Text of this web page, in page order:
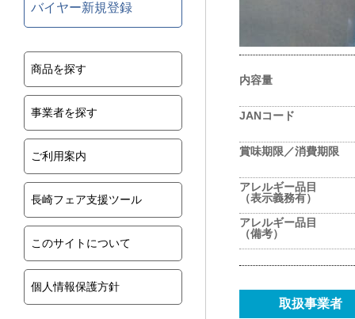
バイヤー新規登録
商品を探す
事業者を探す
ご利用案内
長崎フェア支援ツール
このサイトについて
個人情報保護方針
内容量
JANコード
賞味期限／消費期限
アレルギー品目
（表示義務有）
アレルギー品目
（備考）
取扱事業者